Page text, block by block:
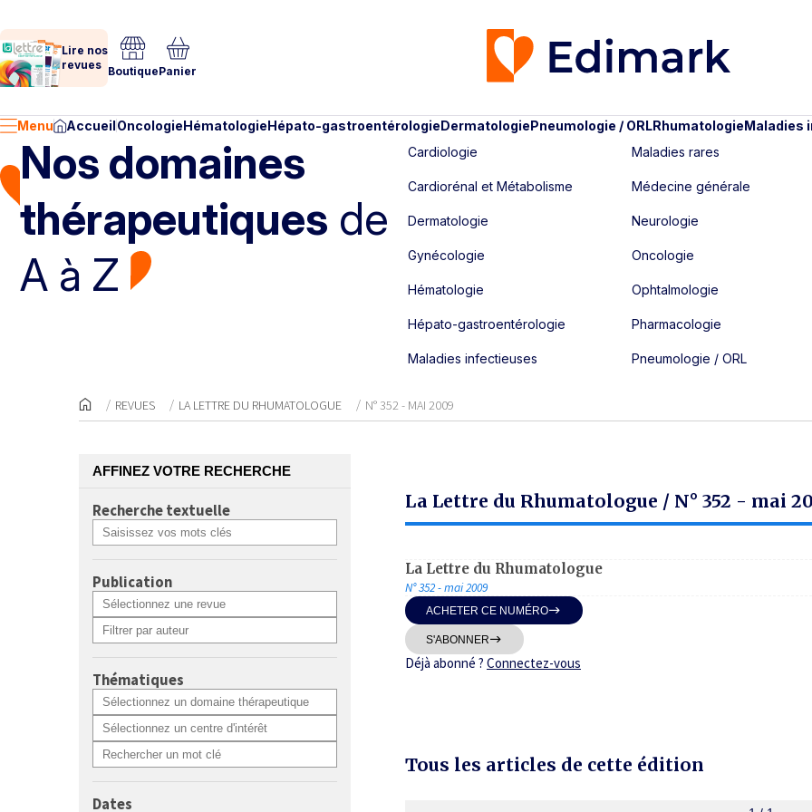
Lire nos
revues BoutiquePanier
Menu AccueilOncologieHématologieHépato-gastroentérologieDermatologiePneumologie / ORLRhumatologieMaladies
Nos domaines
thérapeutiques de
A à Z
Cardiologie
Cardiorénal et Métabolisme
Dermatologie
Gynécologie
Hématologie
Hépato-gastroentérologie
Maladies infectieuses
Maladies rares
Médecine générale
Neurologie
Oncologie
Ophtalmologie
Pharmacologie
Pneumologie / ORL
REVUES LA LETTRE DU RHUMATOLOGUE N° 352 - MAI 2009
AFFINEZ VOTRE RECHERCHE
Recherche textuelle
Publication
Thématiques
Dates
La Lettre du Rhumatologue / N° 352 - mai
La Lettre du Rhumatologue
N° 352 - mai 2009
ACHETER CE NUMÉRO
S'ABONNER
Déjà abonné ? Connectez-vous
Tous les articles de cette édition